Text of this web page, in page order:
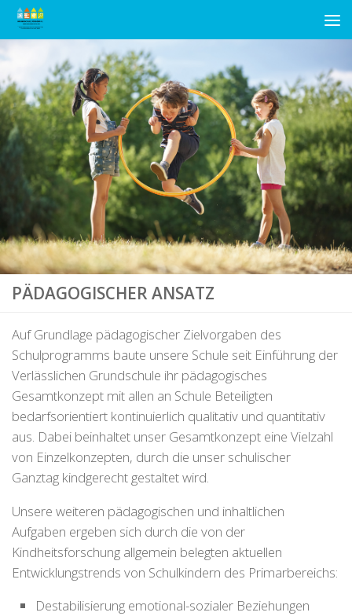
Unter dem Inhalt
PÄDAGOGISCHER ANSATZ
Auf Grundlage pädagogischer Zielvorgaben des
Schulprogramms baute unsere Schule seit Einführung der
Verlässlichen Grundschule ihr pädagogisches
Gesamtkonzept mit allen an Schule Beteiligten
bedarfsorientiert kontinuierlich qualitativ und quantitativ
aus. Dabei beinhaltet unser Gesamtkonzept eine Vielzahl
von Einzelkonzepten, durch die unser schulischer
Ganztag kindgerecht gestaltet wird.
Unsere weiteren pädagogischen und inhaltlichen
Aufgaben ergeben sich durch die von der
Kindheitsforschung allgemein belegten aktuellen
Entwicklungstrends von Schulkindern des Primarbereichs:
Destabilisierung emotional-sozialer Beziehungen